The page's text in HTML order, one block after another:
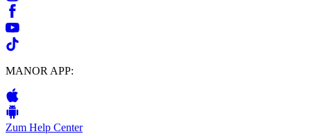
MANOR APP:
Zum Help Center